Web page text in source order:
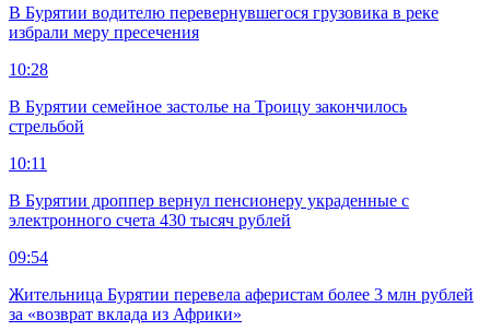
В Бурятии водителю перевернувшегося грузовика в реке
избрали меру пресечения
10:28
В Бурятии семейное застолье на Троицу закончилось
стрельбой
10:11
В Бурятии дроппер вернул пенсионеру украденные с
электронного счета 430 тысяч рублей
09:54
Жительница Бурятии перевела аферистам более 3 млн рублей
за «возврат вклада из Африки»